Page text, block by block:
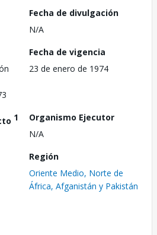
Fecha de divulgación
N/A
Fecha de vigencia
23 de enero de 1974
1
Organismo Ejecutor
N/A
Región
Oriente Medio, Norte de
África, Afganistán y Pakistán